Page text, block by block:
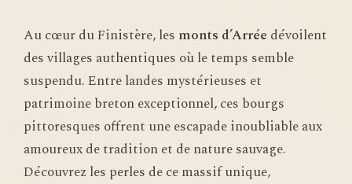
Au cœur du Finistère, les monts d’Arrée dévoilent
des villages authentiques où le temps semble
suspendu. Entre landes mystérieuses et
patrimoine breton exceptionnel, ces bourgs
pittoresques offrent une escapade inoubliable aux
amoureux de tradition et de nature sauvage.
Découvrez les perles de ce massif unique,